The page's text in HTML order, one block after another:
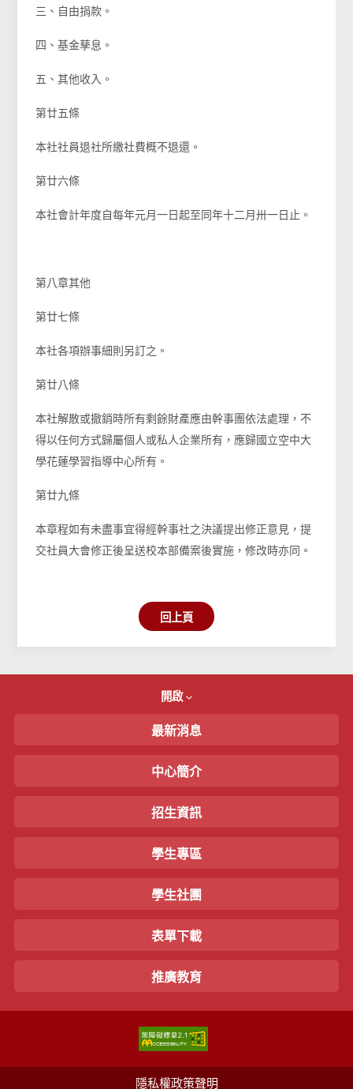
三、自由捐款。
四、基金孳息。
五、其他收入。
第廿五條
本社社員退社所繳社費概不退還。
第廿六條
本社會計年度自每年元月一日起至同年十二月卅一日止。
第八章其他
第廿七條
本社各項辦事細則另訂之。
第廿八條
本社解散或撤銷時所有剩餘財產應由幹事團依法處理，不
得以任何方式歸屬個人或私人企業所有，應歸國立空中大
學花蓮學習指導中心所有。
第廿九條
本章程如有未盡事宜得經幹事社之決議提出修正意見，提
交社員大會修正後呈送校本部備案後實施，修改時亦同。
回上頁
開啟
最新消息
中心簡介
招生資訊
學生專區
學生社團
表單下載
推廣教育
隱私權政策聲明